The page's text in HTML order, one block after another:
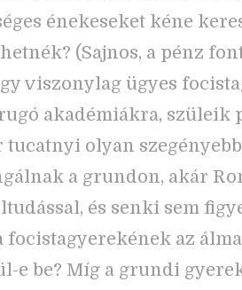
énekeseket kéne
(Sajnos, a pénz
viszonylag ügyes
akadémiákra, szüleik
tucatnyi olyan
a grundon, akár
és senki sem
focistagyerekének az
e be? Míg a grundi